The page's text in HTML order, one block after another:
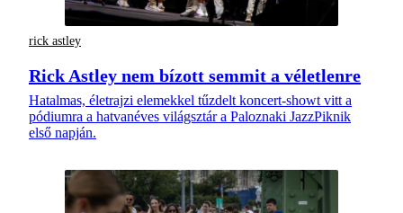
rick astley
Rick Astley nem bízott semmit a véletlenre
Hatalmas, életrajzi elemekkel tűzdelt koncert-showt vitt a
pódiumra a hatvanéves világsztár a Paloznaki JazzPiknik
első napján.